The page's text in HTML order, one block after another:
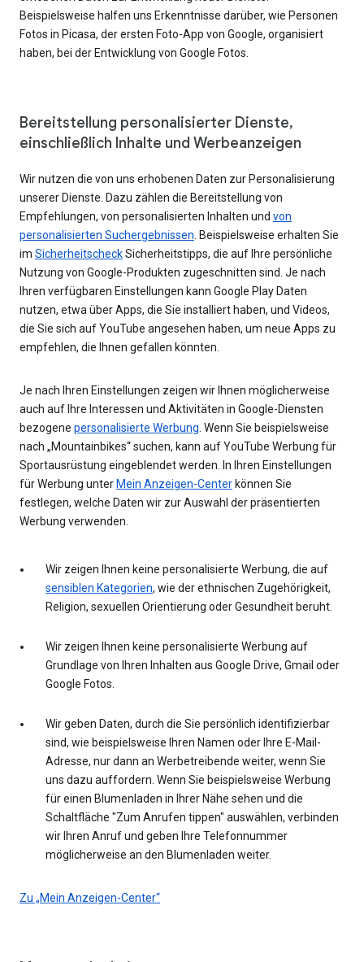
Beispielsweise halfen uns Erkenntnisse darüber, wie Personen
Fotos in Picasa, der ersten Foto-App von Google, organisiert
haben, bei der Entwicklung von Google Fotos.
Bereitstellung personalisierter Dienste,
einschließlich Inhalte und Werbeanzeigen
Wir nutzen die von uns erhobenen Daten zur Personalisierung
unserer Dienste. Dazu zählen die Bereitstellung von
Empfehlungen, von personalisierten Inhalten und von
personalisierten Suchergebnissen . Beispielsweise erhalten Sie
im SicherheitscheckSicherheitstipps, die auf Ihre persönliche
Nutzung von Google-Produkten zugeschnitten sind. Je nach
Ihren verfügbaren Einstellungen kann Google Play Daten
nutzen, etwa über Apps, die Sie installiert haben, und Videos,
die Sie sich auf YouTube angesehen haben, um neue Apps zu
empfehlen, die Ihnen gefallen könnten.
Je nach Ihren Einstellungen zeigen wir Ihnen möglicherweise
auch auf Ihre Interessen und Aktivitäten in Google-Diensten
bezogene personalisierte Werbung . Wenn Sie beispielsweise
nach „Mountainbikes“ suchen, kann auf YouTube Werbung für
Sportausrüstung eingeblendet werden. In Ihren Einstellungen
für Werbung unter Mein Anzeigen-Center können Sie
festlegen, welche Daten wir zur Auswahl der präsentierten
Werbung verwenden.
Wir zeigen Ihnen keine personalisierte Werbung, die auf
sensiblen Kategorien, wie der ethnischen Zugehörigkeit,
Religion, sexuellen Orientierung oder Gesundheit beruht.
Wir zeigen Ihnen keine personalisierte Werbung auf
Grundlage von Ihren Inhalten aus Google Drive, Gmail oder
Google Fotos.
Wir geben Daten, durch die Sie persönlich identifizierbar
sind, wie beispielsweise Ihren Namen oder Ihre E-Mail-
Adresse, nur dann an Werbetreibende weiter, wenn Sie
uns dazu auffordern. Wenn Sie beispielsweise Werbung
für einen Blumenladen in Ihrer Nähe sehen und die
Schaltfläche "Zum Anrufen tippen" auswählen, verbinden
wir Ihren Anruf und geben Ihre Telefonnummer
möglicherweise an den Blumenladen weiter.
Zu „Mein Anzeigen-Center“